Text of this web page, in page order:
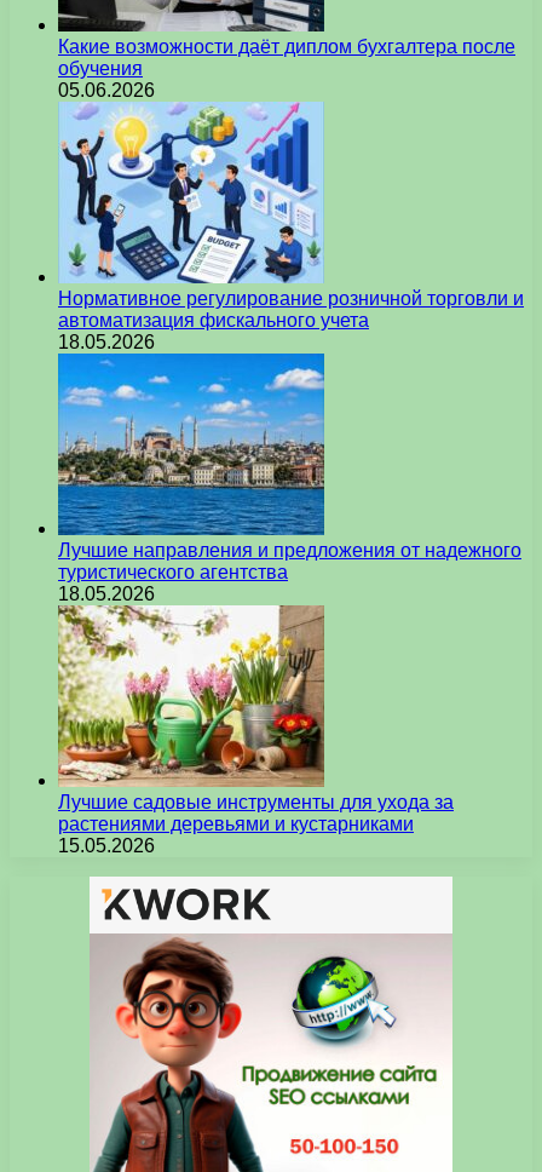
Какие возможности даёт диплом бухгалтера после
обучения
05.06.2026
Нормативное регулирование розничной торговли и
автоматизация фискального учета
18.05.2026
Лучшие направления и предложения от надежного
туристического агентства
18.05.2026
Лучшие садовые инструменты для ухода за
растениями деревьями и кустарниками
15.05.2026